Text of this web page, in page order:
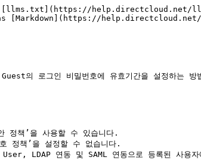
[llms.txt](https://help.directcloud.net/
help.directcloud.net/
의 로그인 비밀번호에 유효기간을 설정하는 방
정책’을 사용할 수 있습니다.
정책’을 설정할 수 없습니다.
LDAP 연동 및 SAML 연동으로 등록된 사용자